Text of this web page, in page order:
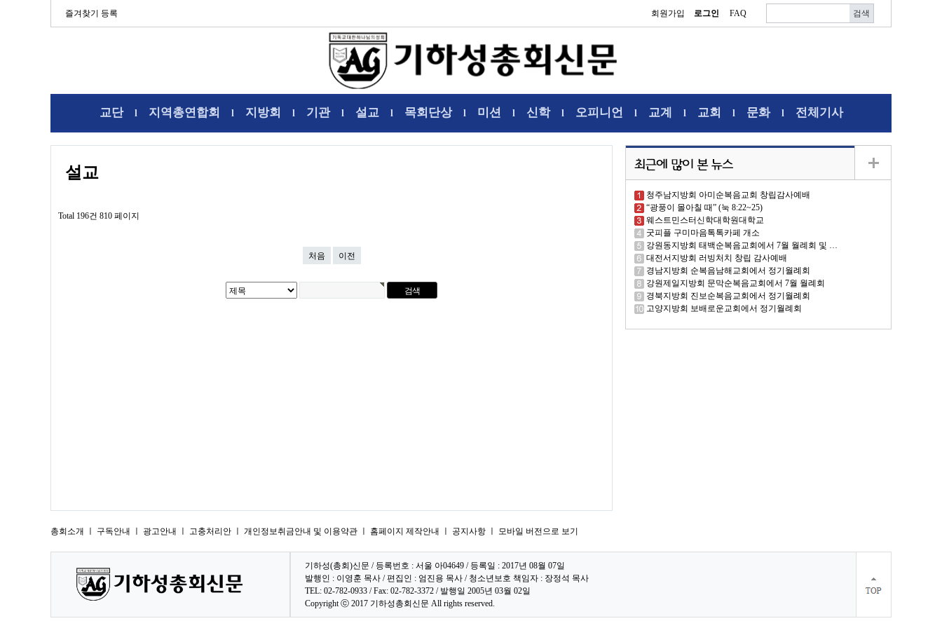
즐겨찾기 등록 회원가입 로그인 FAQ
교단l 지역총연합회 l 지방회 l 기관l 설교 l 목회단상l 미션 l 신학l 오피니언 l 교계 l 교회 l 문화l 전체기사
청주남지방회 아미순복음교회 창립감사예배
“광풍이 몰아칠 때” (눅 8:22~25)
웨스트민스터신학대학원대학교
굿피플 구미마음톡톡카페 개소
강원동지방회 태백순복음교회에서 7월 월례회 및 …
대전서지방회 러빙처치 창립 감사예배
경남지방회 순복음남해교회에서 정기월례회
강원제일지방회 문막순복음교회에서 7월 월례회
경북지방회 진보순복음교회에서 정기월례회
고양지방회 보배로운교회에서 정기월례회
설교
Total 196건 810 페이지
처음 이전
총회소개 구독안내 광고안내 고충처리안 개인정보취금안내 및 이용약관 홈페이지 제작안내 공지사항 모바일 버전으로 보기
기하성(총회)신문 / 등록번호 : 서울 아04649 / 등록일 : 2017년 08월 07일
발행인 : 이영훈 목사 / 편집인 : 엄진용 목사 / 청소년보호 책임자 : 장정석 목사
TEL: 02-782-0933 / Fax: 02-782-3372 / 발행일 2005년 03월 02일
Copyright ⓒ 2017 기하성총회신문 All rights reserved.